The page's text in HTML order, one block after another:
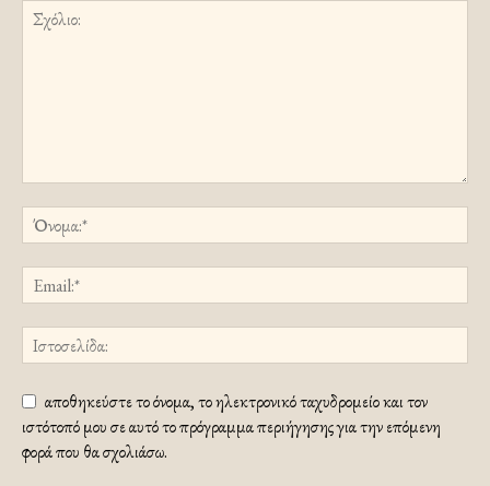
αποθηκεύστε το όνομα, το ηλεκτρονικό ταχυδρομείο και τον
ιστότοπό μου σε αυτό το πρόγραμμα περιήγησης για την επόμενη
φορά που θα σχολιάσω.